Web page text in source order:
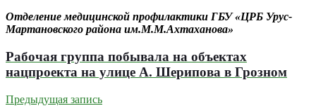
Отделение медицинской профилактики ГБУ «ЦРБ Урус-
Мартановского района им.М.М.Ахтаханова»
Рабочая группа побывала на объектах
нацпроекта на улице А. Шерипова в Грозном
Предыдущая запись